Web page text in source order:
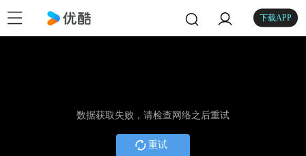
下载APP
数据获取失败，请检查网络之后重试
重试